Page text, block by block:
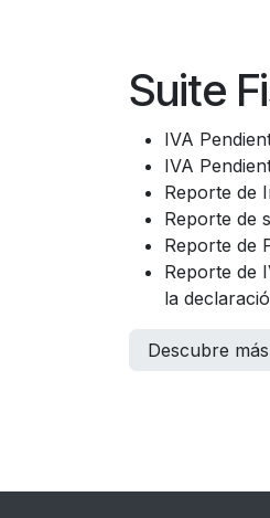
Suite
IVA
IVA
Reporte de
Reporte de
Reporte de
Reporte de
la
Descubre más